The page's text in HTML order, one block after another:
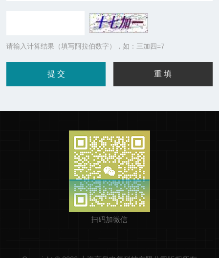
请输入计算结果（填写阿拉伯数字），如：三加四=7
扫码加微信